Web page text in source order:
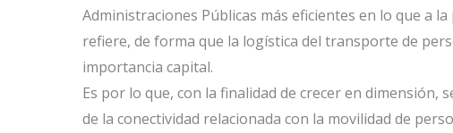
Administraciones Públicas más eficientes en lo que a
refiere, de forma que la logística del transporte de
importancia capital.
Es por lo que, con la finalidad de crecer en dimensión,
de la conectividad relacionada con la movilidad de